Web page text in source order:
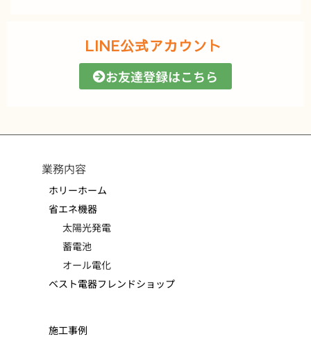
LINE公式アカウント
お友達登録はこちら
業務内容
ホリーホーム
省エネ機器
太陽光発電
蓄電池
オール電化
ベスト電器フレンドショップ
施工事例